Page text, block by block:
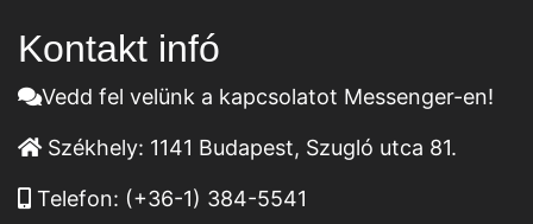
Kontakt infó
Vedd fel velünk a kapcsolatot Messenger-en!
Székhely: 1141 Budapest, Szugló utca 81.
Telefon: (+36-1) 384-5541